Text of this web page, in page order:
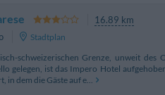
16.89 km
Stadtplan
schweizerischen Grenze, unweit des
gelegen, ist das Impero Hotel
dem die Gäste auf e...